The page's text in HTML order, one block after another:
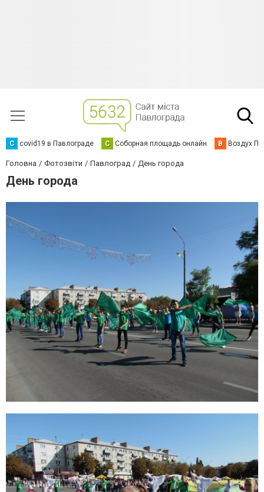
C covid19 в Павлограде С Соборная площадь онлайн В Воздух
Головна Фотозвіти Павлоград День города
День города